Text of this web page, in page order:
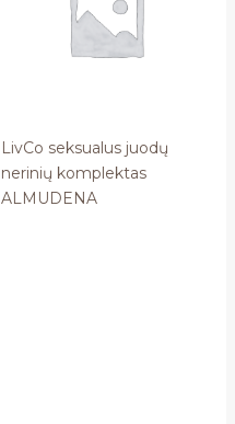
LivCo seksualus juodų
nerinių komplektas
ALMUDENA